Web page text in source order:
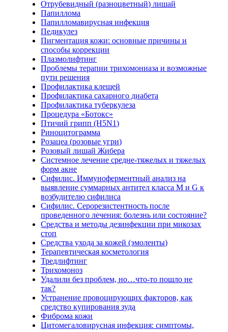
Отрубевидный (разноцветный) лишай
Папиллома
Папилломавирусная инфекция
Педикулез
Пигментация кожи: основные причины и
способы коррекции
Плазмолифтинг
Проблемы терапии трихомониаза и возможные
пути решения
Профилактика клещей
Профилактика сахарного диабета
Профилактика туберкулеза
Процедура «Ботокс»
Птичий грипп (H5N1)
Риноцитограмма
Розацеа (розовые угри)
Розовый лишай Жибера
Системное лечение средне-тяжелых и тяжелых
форм акне
Сифилис. Иммуноферментный анализ на
выявление суммарных антител класса M и G к
возбудителю сифилиса
Сифилис. Серорезистентность после
проведенного лечения: болезнь или состояние?
Средства и методы дезинфекции при микозах
стоп
Средства ухода за кожей (эмоленты)
Терапевтическая косметология
Тредлифтинг
Трихомоноз
Удалили без проблем, но…что-то пошло не
так?
Устранение провоцирующих факторов, как
средство купирования зуда
Фиброма кожи
Цитомегаловирусная инфекция: симптомы,